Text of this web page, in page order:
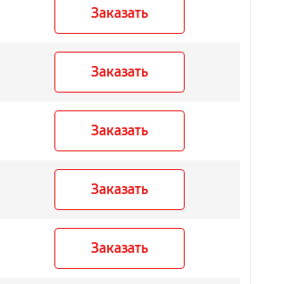
Заказать
Заказать
Заказать
Заказать
Заказать